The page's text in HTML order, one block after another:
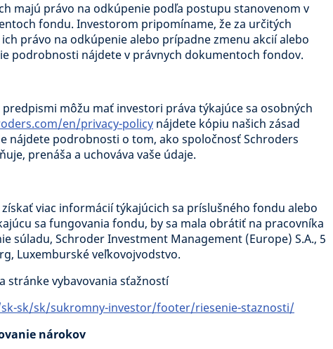
majú právo na odkúpenie podľa postupu stanovenom v
fondu. Investorom pripomíname, že za určitých
právo na odkúpenie alebo prípadne zmenu akcií alebo
podrobnosti nájdete v právnych dokumentoch fondov.
môžu mať investori práva týkajúce sa osobných
en/privacy-policy nájdete kópiu našich zásad
nájdete podrobnosti o tom, ako spoločnosť Schroders
prenáša a uchováva vaše údaje.
viac informácií týkajúcich sa príslušného fondu alebo
sa fungovania fondu, by sa mala obrátiť na pracovníka
súladu, Schroder Investment Management (Europe) S.A., 5
Luxemburské veľkovojvodstvo.
stránke vybavovania sťažností
sk/sk/sukromny-investor/footer/riesenie-staznosti/
nárokov